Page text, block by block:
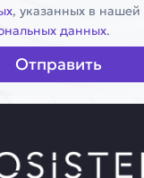
, указанных в нашей
данных.
Отправить